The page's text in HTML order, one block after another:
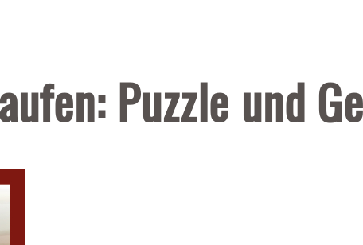
Puzzle und